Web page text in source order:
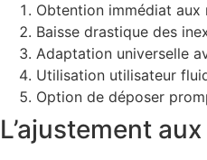
Obtention immédiat aux
Baisse drastique des
Adaptation universelle
Utilisation utilisateur
Option de déposer
L’ajustement